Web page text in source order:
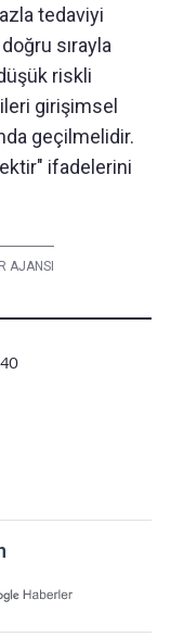
tedaviyi
sırayla
riskli
girişimsel
geçilmelidir.
ifadelerini
AJANSI